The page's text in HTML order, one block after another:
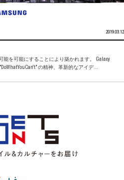
2019.03.12
を可能にすることにより築かれます。 Galaxy
の精神、革新的なアイデ...